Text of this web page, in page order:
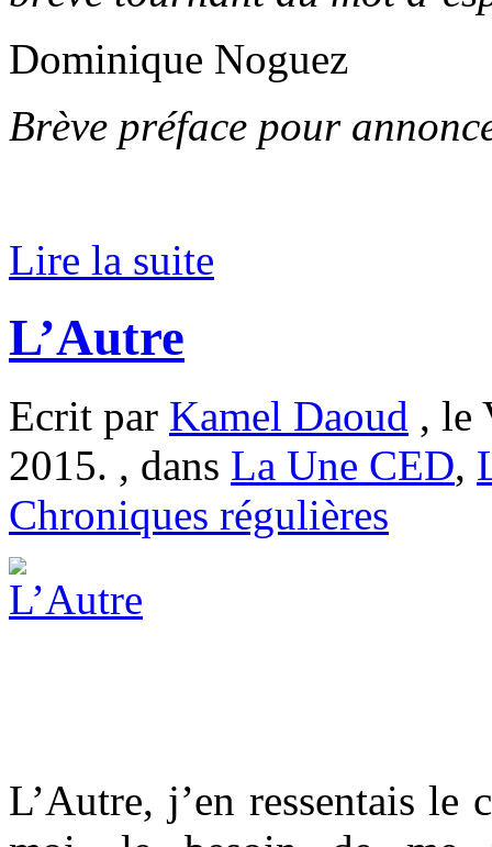
Dominique Noguez
Brève préface pour
Lire la suite
L’Autre
Ecrit par Kamel Daoud , le
2015. , dans La Une CED,
Chroniques régulières
L’Autre, j’en ressentais le